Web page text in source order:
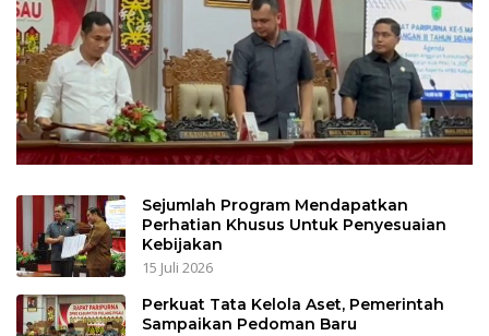
Sejumlah Program Mendapatkan
Perhatian Khusus Untuk Penyesuaian
Kebijakan
15 Juli 2026
Perkuat Tata Kelola Aset, Pemerintah
Sampaikan Pedoman Baru